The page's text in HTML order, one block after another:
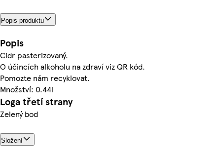
Popis produktu
Popis
Cidr pasterizovaný.
O účincích alkoholu na zdraví viz QR kód.
Pomozte nám recyklovat.
Množství: 0.44l
Loga třetí strany
Zelený bod
Složení